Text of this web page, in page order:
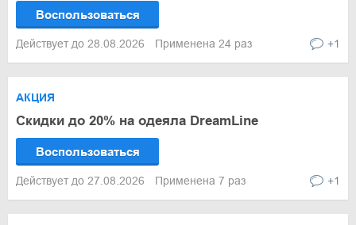
Воспользоваться
Действует до 28.08.2026 Применена 24 раз +1
АКЦИЯ
Скидки до 20% на одеяла DreamLine
Воспользоваться
Действует до 27.08.2026 Применена 7 раз +1